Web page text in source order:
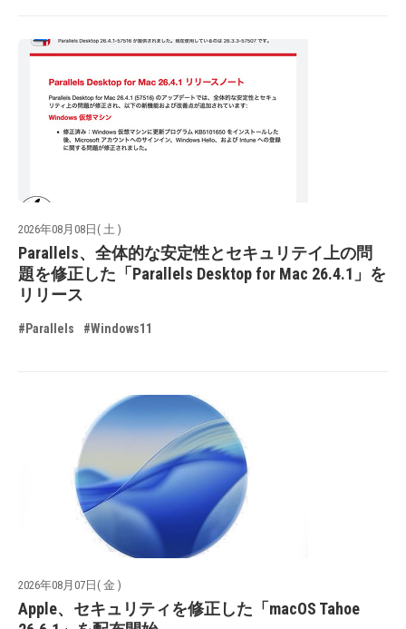
2026年08月08日( 土 )
Parallels、全体的な安定性とセキュリテイ上の問
題を修正した「Parallels Desktop for Mac 26.4.1」を
リリース
#Parallels #Windows11
2026年08月07日( 金 )
Apple、セキュリティを修正した「macOS Tahoe